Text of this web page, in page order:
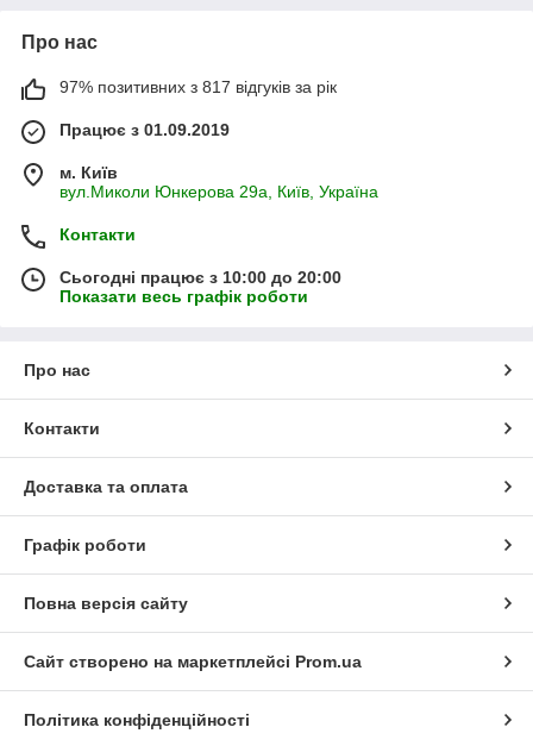
Про нас
97% позитивних з 817 відгуків за рік
Працює з 01.09.2019
м. Київ
вул.Миколи Юнкерова 29а, Київ, Україна
Контакти
Сьогодні працює з 10:00 до 20:00
Показати весь графік роботи
Про нас
Контакти
Доставка та оплата
Графік роботи
Повна версія сайту
Сайт створено на маркетплейсі Prom.ua
Політика конфіденційності